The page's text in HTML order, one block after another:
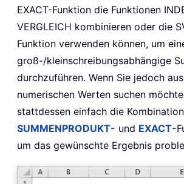
EXACT-Funktion die Funktionen
VERGLEICH kombinieren oder die
Funktion verwenden können, um
groß-/kleinschreibungsabhängige
durchzuführen. Wenn Sie jedoch
numerischen Werten suchen
stattdessen einfach die
SUMMENPRODUKT- und EXACT-
um das gewünschte Ergebnis